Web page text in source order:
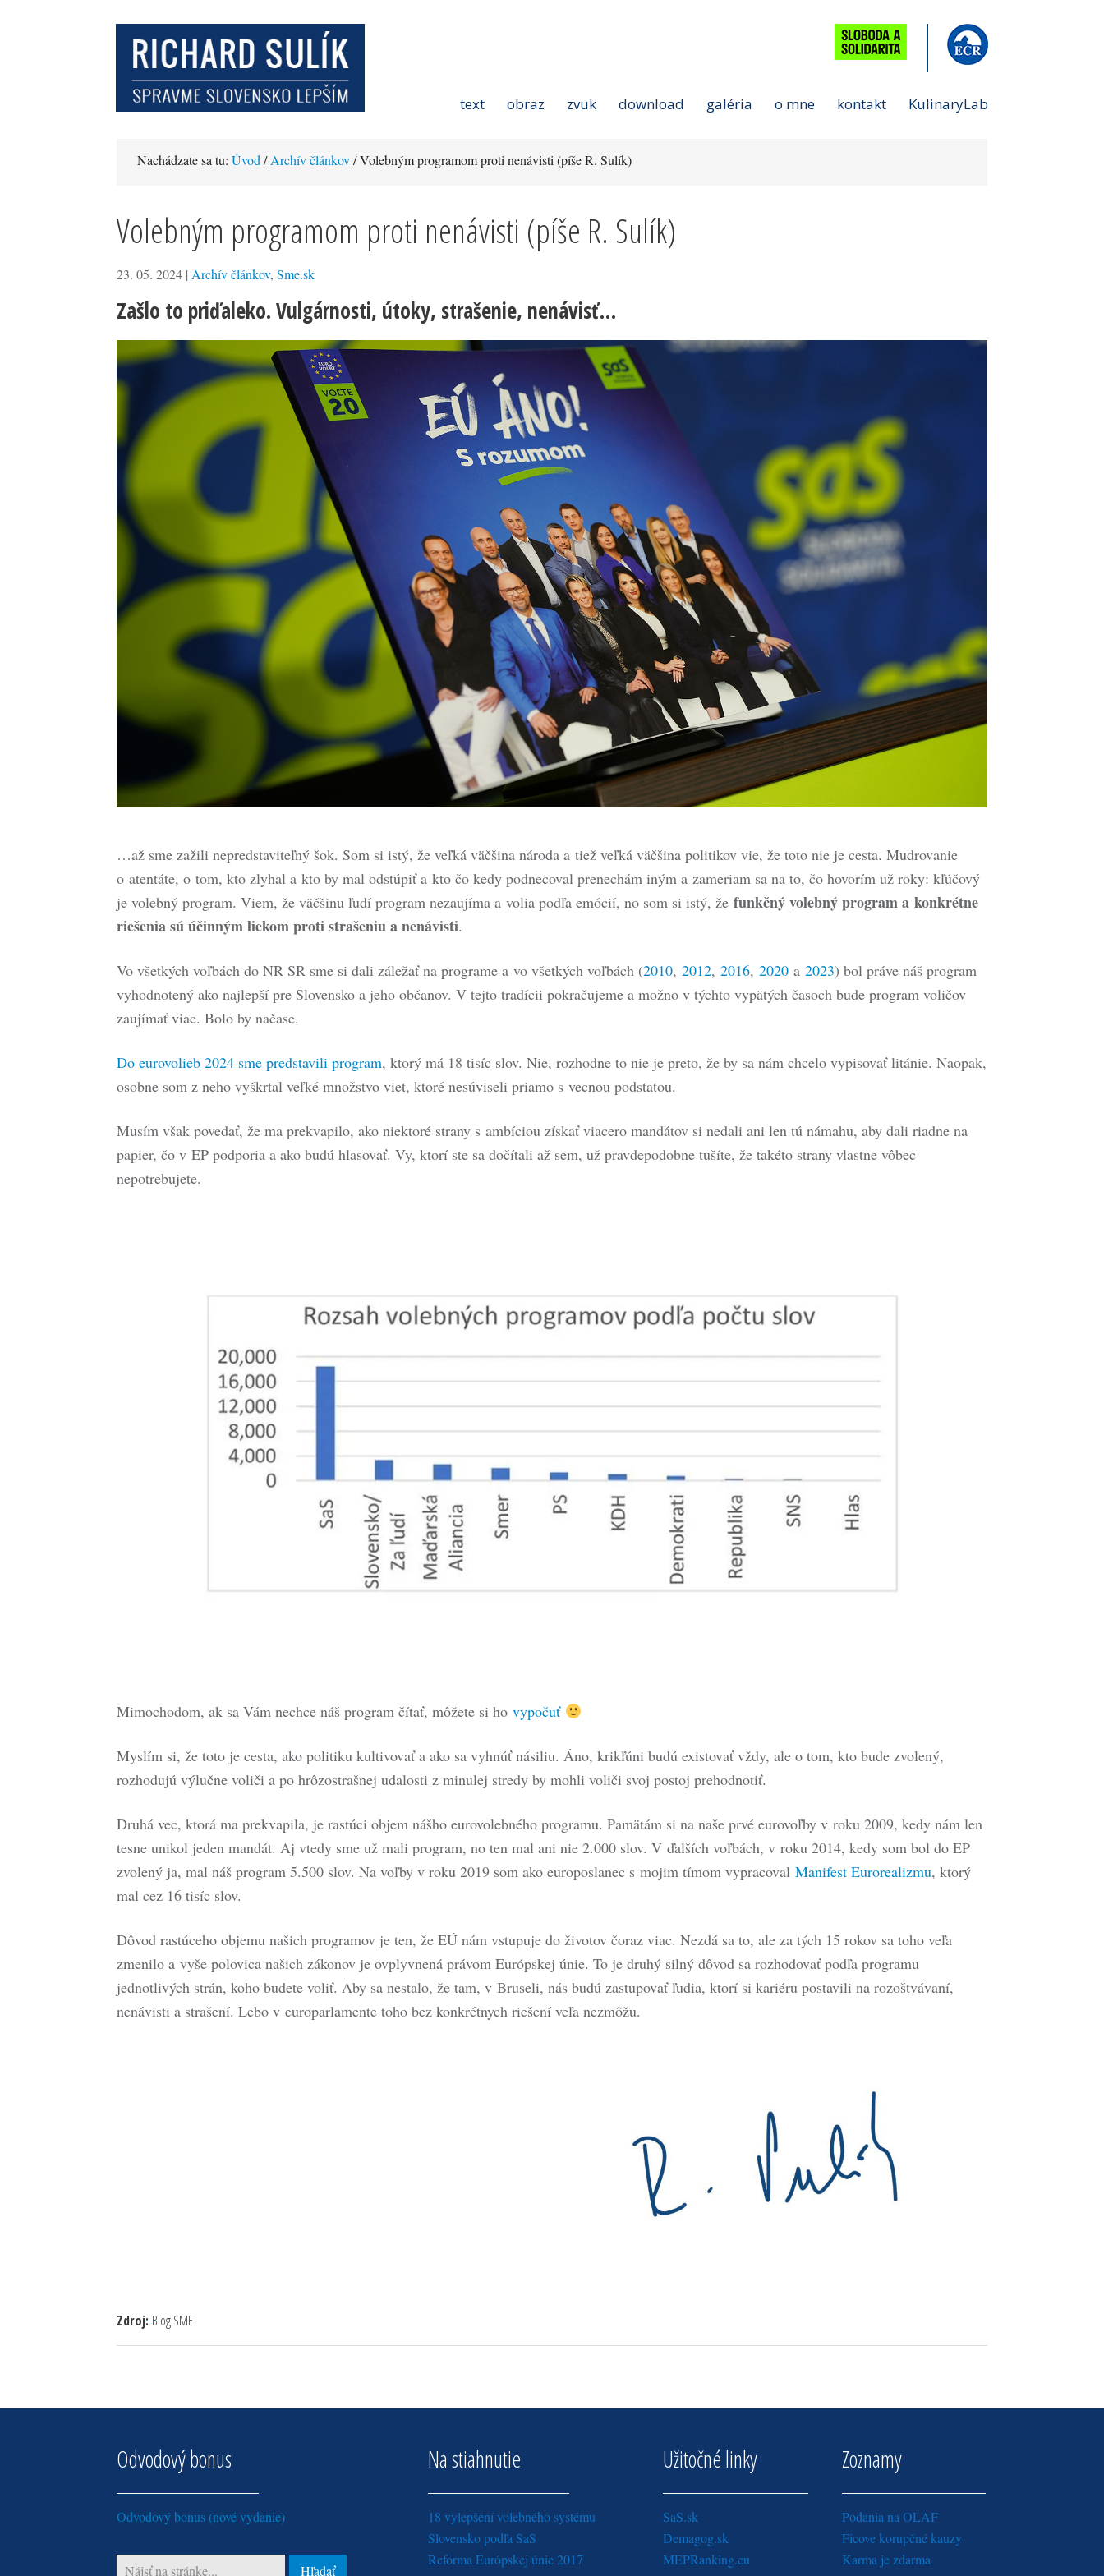
text obraz zvuk download galéria o mne kontakt KulinaryLab
Nachádzate sa tu: Úvod/Archív článkov/ Volebným programom proti nenávisti (píše R. Sulík)
Volebným programom proti nenávisti (píše R. Sulík)
23. 05. 2024 | Archív článkov, Sme.sk
Zašlo to priďaleko. Vulgárnosti, útoky, strašenie, nenávisť…
…až sme zažili nepredstaviteľný šok. Som si istý, že veľká väčšina národa a tiež veľká väčšina politikov vie, že toto nie je cesta. Mudrovanie
o atentáte, o tom, kto zlyhal a kto by mal odstúpiť a kto čo kedy podnecoval prenechám iným a zameriam sa na to, čo hovorím už roky: kľúčový
je volebný program. Viem, že väčšinu ľudí program nezaujíma a volia podľa emócií, no som si istý, že funkčný volebný program a konkrétne
riešenia sú účinným liekom proti strašeniu a nenávisti.
Vo všetkých voľbách do NR SR sme si dali záležať na programe a vo všetkých voľbách (2010, 2012, 2016, 2020 a 2023) bol práve náš program
vyhodnotený ako najlepší pre Slovensko a jeho občanov. V tejto tradícii pokračujeme a možno v týchto vypätých časoch bude program voličov
zaujímať viac. Bolo by načase.
Do eurovolieb 2024 sme predstavili program, ktorý má 18 tisíc slov. Nie, rozhodne to nie je preto, že by sa nám chcelo vypisovať litánie. Naopak,
osobne som z neho vyškrtal veľké množstvo viet, ktoré nesúviseli priamo s vecnou podstatou.
Musím však povedať, že ma prekvapilo, ako niektoré strany s ambíciou získať viacero mandátov si nedali ani len tú námahu, aby dali riadne na
papier, čo v EP podporia a ako budú hlasovať. Vy, ktorí ste sa dočítali až sem, už pravdepodobne tušíte, že takéto strany vlastne vôbec
nepotrebujete.
Mimochodom, ak sa Vám nechce náš program čítať, môžete si ho vypočuť
Myslím si, že toto je cesta, ako politiku kultivovať a ako sa vyhnúť násiliu. Áno, krikľúni budú existovať vždy, ale o tom, kto bude zvolený,
rozhodujú výlučne voliči a po hrôzostrašnej udalosti z minulej stredy by mohli voliči svoj postoj prehodnotiť.
Druhá vec, ktorá ma prekvapila, je rastúci objem nášho eurovolebného programu. Pamätám si na naše prvé eurovoľby v roku 2009, kedy nám len
tesne unikol jeden mandát. Aj vtedy sme už mali program, no ten mal ani nie 2.000 slov. V ďalších voľbách, v roku 2014, kedy som bol do EP
zvolený ja, mal náš program 5.500 slov. Na voľby v roku 2019 som ako europoslanec s mojim tímom vypracoval Manifest Eurorealizmu, ktorý
mal cez 16 tisíc slov.
Dôvod rastúceho objemu našich programov je ten, že EÚ nám vstupuje do životov čoraz viac. Nezdá sa to, ale za tých 15 rokov sa toho veľa
zmenilo a vyše polovica našich zákonov je ovplyvnená právom Európskej únie. To je druhý silný dôvod sa rozhodovať podľa programu
jednotlivých strán, koho budete voliť. Aby sa nestalo, že tam, v Bruseli, nás budú zastupovať ľudia, ktorí si kariéru postavili na rozoštvávaní,
nenávisti a strašení. Lebo v europarlamente toho bez konkrétnych riešení veľa nezmôžu.
Zdroj: Blog SME
Odvodový bonus
Odvodový bonus (nové vydanie)
Na stiahnutie
18 vylepšení volebného systému
Slovensko podľa SaS
Reforma Európskej únie 2017
Užitočné linky
SaS.sk
Demagog.sk
MEPRanking.eu
Zoznamy
Podania na OLAF
Ficove korupčné kauzy
Karma je zdarma